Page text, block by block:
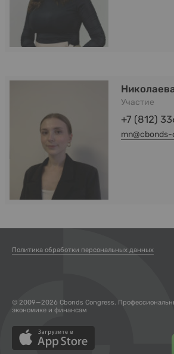
Участие
+7 (812)
Политика обработки персональных данных
© 2009—2026 Cbonds Congress.
экономике и финансам